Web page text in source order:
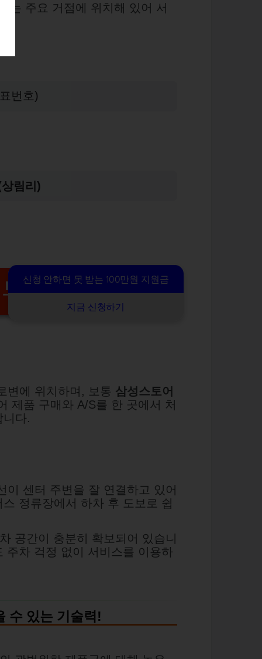
신청 안하면 못 받는 100만원 지원금
지금 신청하기
는 주요 거점에 위치해 있어 서
번호)
림리)
변에 위치하며, 보통 삼성스토어
제품 구매와 A/S를 한 곳에서 처
다.
센터 주변을 잘 연결하고 있어
정류장에서 하차 후 도보로 쉽
공간이 충분히 확보되어 있습니
주차 걱정 없이 서비스를 이용하
수 있는 기술력!